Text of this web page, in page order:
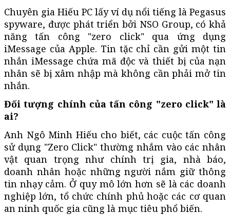
Chuyên gia Hiếu PC lấy ví dụ nổi tiếng là Pegasus
spyware, được phát triển bởi NSO Group, có khả
năng tấn công "zero click" qua ứng dụng
iMessage của Apple. Tin tặc chỉ cần gửi một tin
nhắn iMessage chứa mã độc và thiết bị của nạn
nhân sẽ bị xâm nhập mà không cần phải mở tin
nhắn.
Đối tượng chính của tấn công "zero click" là
ai?
Anh Ngô Minh Hiếu cho biết, các cuộc tấn công
sử dụng "Zero Click" thường nhắm vào các nhân
vật quan trọng như chính trị gia, nhà báo,
doanh nhân hoặc những người nắm giữ thông
tin nhạy cảm. Ở quy mô lớn hơn sẽ là các doanh
nghiệp lớn, tổ chức chính phủ hoặc các cơ quan
an ninh quốc gia cũng là mục tiêu phổ biến.